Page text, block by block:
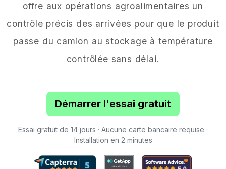
offre aux opérations agroalimentaires un
contrôle précis des arrivées pour que le produit
passe du camion au stockage à température
contrôlée sans délai.
Démarrer l'essai gratuit
Essai gratuit de 14 jours · Aucune carte bancaire requise ·
Installation en 2 minutes